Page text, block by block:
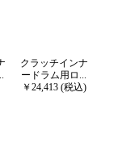
クラッチインナ
ードラム用ロ...
￥24,413 (税込)